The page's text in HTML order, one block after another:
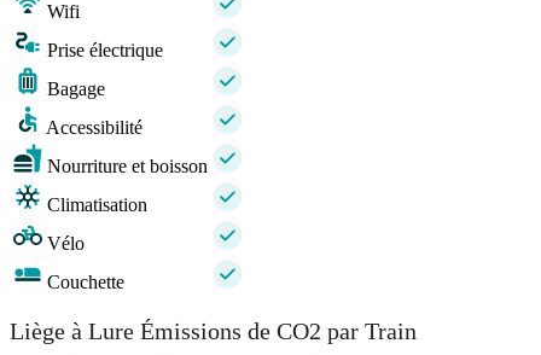
Wifi
Prise électrique
Bagage
Accessibilité
Nourriture et boisson
Climatisation
Vélo
Couchette
Liège à Lure Émissions de CO2 par Train